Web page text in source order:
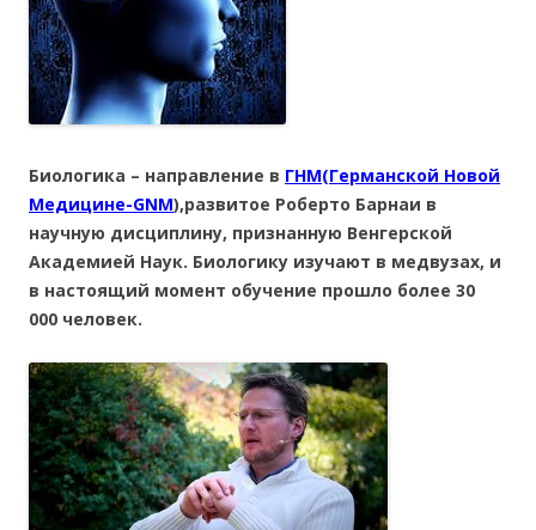
Биологика – направление в ГНМ(Германской Новой
Медицине-GNM),развитое Роберто Барнаи в
научную дисциплину, признанную Венгерской
Академией Наук. Биологику изучают в медвузах, и
в настоящий момент обучение прошло более 30
000 человек.